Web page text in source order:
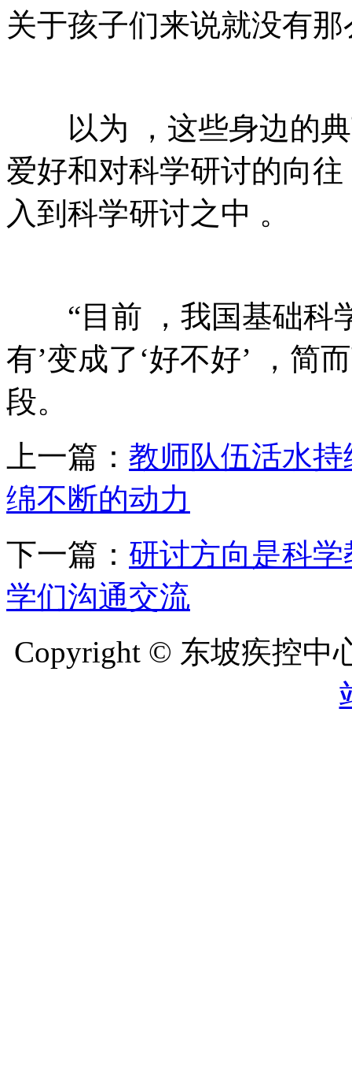
关于孩子们来说就没有那么
以为 ，这些身边的
爱好和对科学研讨的向往
入到科学研讨之中 。
“目前 ，我国基础科
有’变成了‘好不好’ ，
段。
上一篇： 教师队伍活水
绵不断的动力
下一篇： 研讨方向是科
学们沟通交流
Copyright © 东坡疾控中